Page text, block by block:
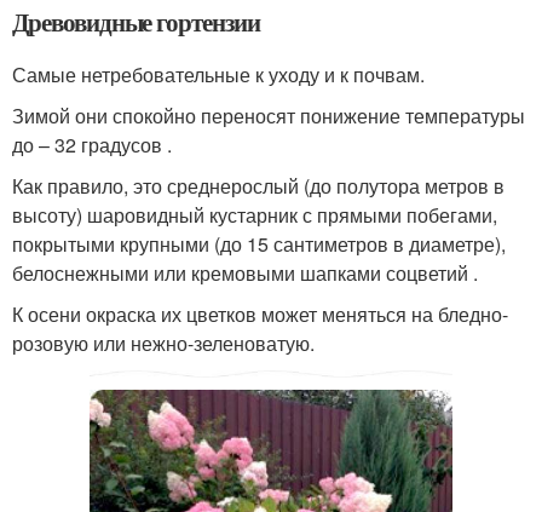
Древовидные гортензии
Самые нетребовательные к уходу и к почвам.
Зимой они спокойно переносят понижение температуры
до – 32 градусов .
Как правило, это среднерослый (до полутора метров в
высоту) шаровидный кустарник с прямыми побегами,
покрытыми крупными (до 15 сантиметров в диаметре),
белоснежными или кремовыми шапками соцветий .
К осени окраска их цветков может меняться на бледно-
розовую или нежно-зеленоватую.